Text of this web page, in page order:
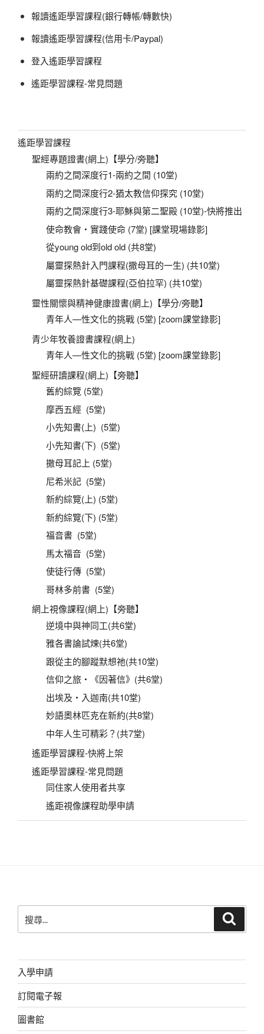
報讀遙距學習課程(銀行轉帳/轉數快)
報讀遙距學習課程(信用卡/Paypal)
登入遙距學習課程
遙距學習課程-常見問題
遙距學習課程
聖經專題證書(網上)【學分/旁聽】
兩約之間深度行1-兩約之間 (10堂)
兩約之間深度行2-猶太教信仰探究 (10堂)
兩約之間深度行3-耶穌與第二聖殿 (10堂)-快將推出
使命教會‧實踐使命 (7堂) [課堂現場錄影]
從young old到old old (共8堂)
屬靈探熱針入門課程(撒母耳的一生) (共10堂)
屬靈探熱針基礎課程(亞伯拉罕) (共10堂)
靈性關懷與精神健康證書(網上)【學分/旁聽】
青年人—性文化的挑戰 (5堂) [zoom課堂錄影]
青少年牧養證書課程(網上)
青年人—性文化的挑戰 (5堂) [zoom課堂錄影]
聖經研讀課程(網上)【旁聽】
舊約綜覽 (5堂)
摩西五經 (5堂)
小先知書(上) (5堂)
小先知書(下) (5堂)
撒母耳記上 (5堂)
尼希米記 (5堂)
新約綜覽(上) (5堂)
新約綜覽(下) (5堂)
福音書 (5堂)
馬太福音 (5堂)
使徒行傳 (5堂)
哥林多前書 (5堂)
網上視像課程(網上)【旁聽】
逆境中與神同工(共6堂)
雅各書論試煉(共6堂)
跟從主的腳蹤默想祂(共10堂)
信仰之旅‧《因著信》(共6堂)
出埃及‧入迦南(共10堂)
妙語奧林匹克在新約(共8堂)
中年人生可精彩？(共7堂)
遙距學習課程-快將上架
遙距學習課程-常見問題
同住家人使用者共享
遙距視像課程助學申請
尋
字:
入學申請
訂閱電子報
圖書館